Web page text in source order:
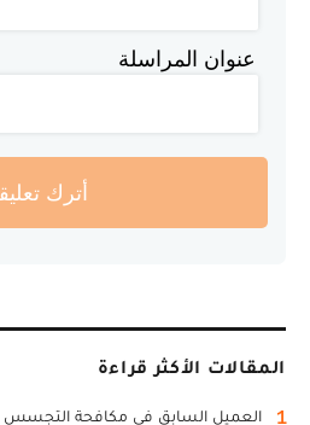
عنوان المراسلة
أترك
المقالات الأكثر قراءة
1
العميل السابق في مكافحة التجسس